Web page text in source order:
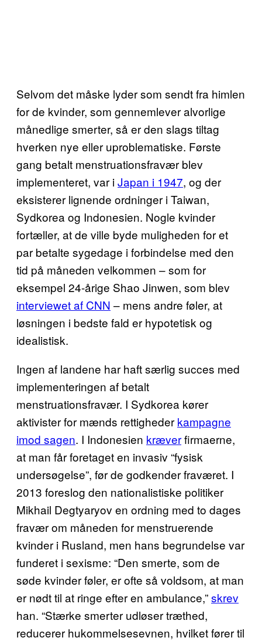
Selvom det måske lyder som sendt fra himlen
for de kvinder, som gennemlever alvorlige
månedlige smerter, så er den slags tiltag
hverken nye eller uproblematiske. Første
gang betalt menstruationsfravær blev
implementeret, var iJapan i 1947, og der
eksisterer lignende ordninger i Taiwan,
Sydkorea og Indonesien. Nogle kvinder
fortæller, at de ville byde muligheden for et
par betalte sygedage i forbindelse med den
tid på måneden velkommen – som for
eksempel 24-årige Shao Jinwen, som blev
interviewet af CNN – mens andre føler, at
løsningen i bedste fald er hypotetisk og
idealistisk.
Ingen af landene har haft særlig succes med
implementeringen af betalt
menstruationsfravær. I Sydkorea kører
aktivister for mænds rettigheder kampagne
imod sagen. I Indonesien kræverfirmaerne,
at man får foretaget en invasiv “fysisk
undersøgelse”, før de godkender fraværet. I
2013 foreslog den nationalistiske politiker
Mikhail Degtyaryov en ordning med to dages
fravær om måneden for menstruerende
kvinder i Rusland, men hans begrundelse var
funderet i sexisme: “Den smerte, som de
søde kvinder føler, er ofte så voldsom, at man
er nødt til at ringe efter en ambulance,”skrev
han. “Stærke smerter udløser træthed,
reducerer hukommelsesevnen, hvilket fører til